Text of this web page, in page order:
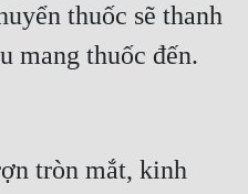
thuốc sẽ thanh
mang thuốc đến.
tròn mắt, kinh